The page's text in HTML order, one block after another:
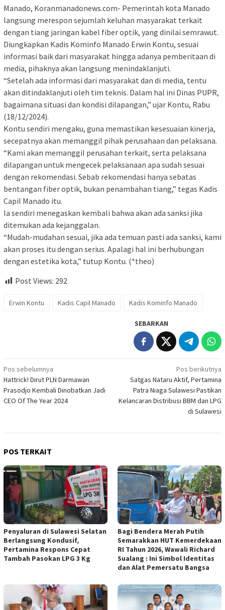
Manado, Koranmanadonews.com- Pemerintah kota Manado
langsung merespon sejumlah keluhan masyarakat terkait
dengan tiang jaringan kabel fiber optik, yang dinilai semrawut.
Diungkapkan Kadis Kominfo Manado Erwin Kontu, sesuai
informasi baik dari masyarakat hingga adanya pemberitaan di
media, pihaknya akan langsung menindaklanjuti.
“Setelah ada informasi dari masyarakat dan di media, tentu
akan ditindaklanjuti oleh tim teknis. Dalam hal ini Dinas PUPR,
bagaimana situasi dan kondisi dilapangan,” ujar Kontu, Rabu
(18/12/2024).
Kontu sendiri mengaku, guna memastikan kesesuaian kinerja,
secepatnya akan memanggil pihak perusahaan dan pelaksana.
“Kami akan memanggil perusahan terkait, serta pelaksana
dilapangan untuk mengecek pelaksanaan apa sudah sesuai
dengan rekomendasi. Sebab rekomendasi hanya sebatas
bentangan fiber optik, bukan penambahan tiang,” tegas Kadis
Capil Manado itu.
Ia sendiri menegaskan kembali bahwa akan ada sanksi jika
ditemukan ada kejanggalan.
“Mudah-mudahan sesuai, jika ada temuan pasti ada sanksi, kami
akan proses itu dengan serius. Apalagi hal ini berhubungan
dengan estetika kota,” tutup Kontu. (*theo)
Post Views: 292
Erwin Kontu Kadis Capil Manado Kadis Kominfo Manado
SEBARKAN
Navigasi
pos
Pos sebelumnya
Hattrick! Dirut PLN Darmawan
Prasodjo Kembali Dinobatkan Jadi
CEO Of The Year 2024
Pos berikutnya
Satgas Nataru Aktif, Pertamina
Patra Niaga Sulawesi Pastikan
Kelancaran Distribusi BBM dan LPG
di Sulawesi
POS TERKAIT
Penyaluran di Sulawesi Selatan
Berlangsung Kondusif,
Pertamina Respons Cepat
Tambah Pasokan LPG 3 Kg
Bagi Bendera Merah Putih
Semarakkan HUT Kemerdekaan
RI Tahun 2026, Wawali Richard
Sualang : Ini Simbol Identitas
dan Alat Pemersatu Bangsa